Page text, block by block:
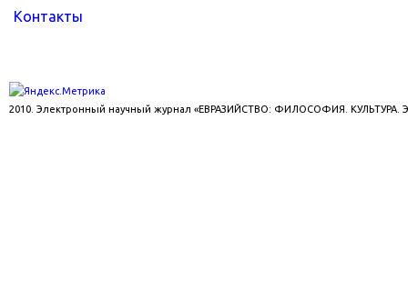
Контакты
2010. Электронный научный журнал «ЕВРАЗИЙСТВО: ФИЛОСОФИЯ. КУЛЬТУРА.